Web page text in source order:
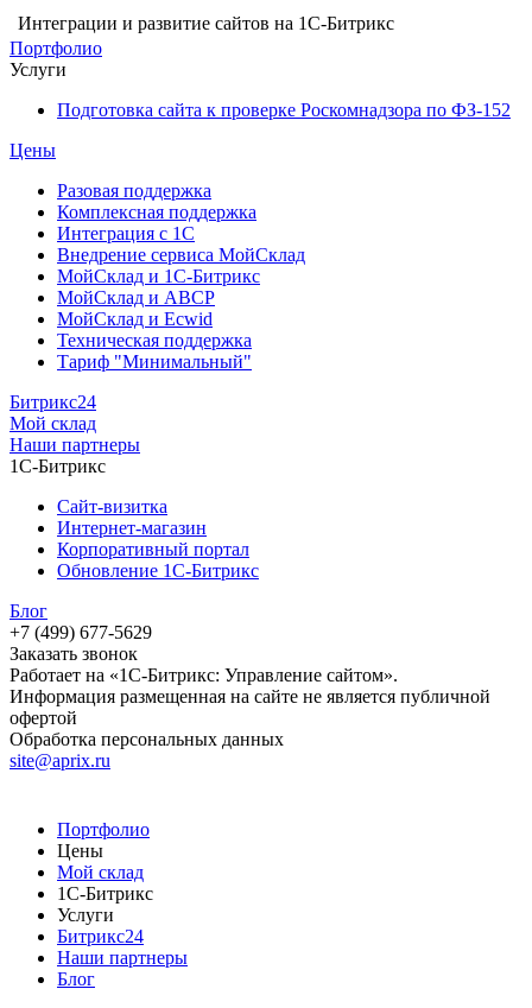
Интеграции и развитие сайтов на 1С-Битрикс
Портфолио
Услуги
Подготовка сайта к проверке Роскомнадзора по ФЗ-152
Цены
Разовая поддержка
Комплексная поддержка
Интеграция с 1С
Внедрение сервиса МойСклад
МойСклад и 1С-Битрикс
МойСклад и ABCP
МойСклад и Ecwid
Техническая поддержка
Тариф "Минимальный"
Битрикс24
Мой склад
Наши партнеры
1С-Битрикс
Сайт-визитка
Интернет-магазин
Корпоративный портал
Обновление 1С-Битрикс
Блог
+7 (499) 677-5629
Заказать звонок
Работает на «1С-Битрикс: Управление сайтом».
Информация размещенная на сайте не является публичной
офертой
Обработка персональных данных
site@aprix.ru
Портфолио
Цены
Мой склад
1С-Битрикс
Услуги
Битрикс24
Наши партнеры
Блог